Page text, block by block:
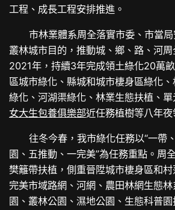
工程、成長工程安排推進。
市林業體系周全落實市委、市當
叢林城市目的，推動城、鄉、路、河
2021年，持續3年完成領土綠化20萬
區城市綠化、縣城和城市棲身區綠化
綠化、河湖渠綠化、林業生態扶植、
女大生包養俱樂部近任務植樹等八年夜
往冬今春，我市綠化任務以“一帶
園、五推動、一完美”為任務重點。周
樊籬帶扶植，側重晉陞城市棲身區和村
完美市域路網、河網、農田林網生態
園、叢林公園、濕地公園、生態科普